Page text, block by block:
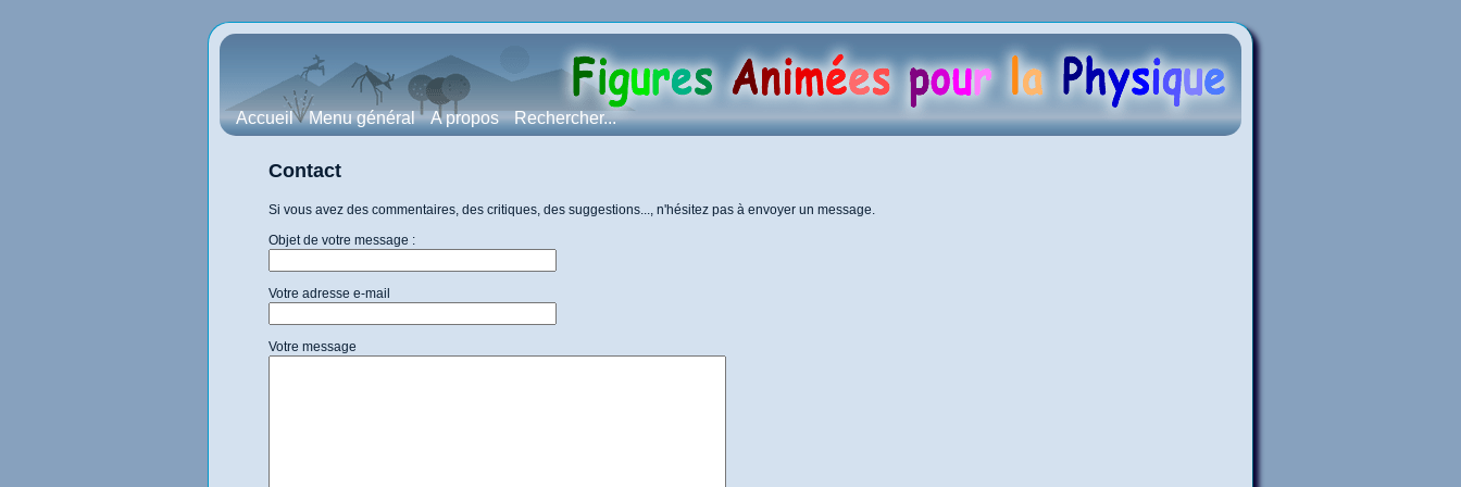
Accueil Menu général A propos Rechercher...
Contact
Si vous avez des commentaires, des critiques, des suggestions..., n'hésitez pas à envoyer un message.
Objet de votre message :
Votre adresse e-mail
Votre message